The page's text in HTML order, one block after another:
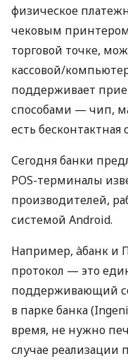
физическое
чековым
торговой точке,
кассовой/
поддерживает
способами — чип,
есть бесконтактная
Сегодня банки
POS-терминалы
производителей,
системой Android.
Например, àбанк и
протокол — это
поддерживающий
в парке банка
время, не нужно
случае реализации